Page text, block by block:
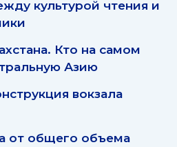
культурой чтения и
Кто на самом
Азию
вокзала
от общего объема